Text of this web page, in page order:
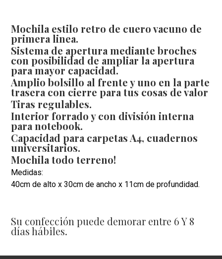
Mochila estilo retro de cuero vacuno de
primera linea.
Sistema de apertura mediante broches
con posibilidad de ampliar la apertura
para mayor capacidad.
Amplio bolsillo al frente y uno en la parte
trasera con cierre para tus cosas de valor
Tiras regulables.
Interior forrado y con división interna
para notebook.
Capacidad para carpetas A4, cuadernos
universitarios.
Mochila todo terreno!
Medidas:
40cm de alto x 30cm de ancho x 11cm de profundidad.
Su confección puede demorar entre 6 Y 8
días hábiles.